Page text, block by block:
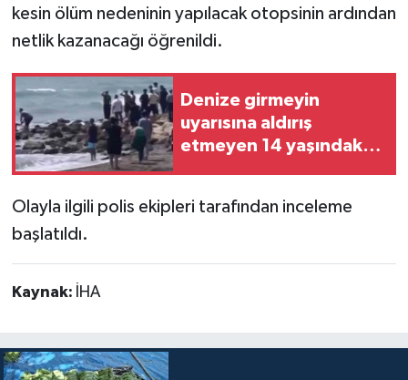
kesin ölüm nedeninin yapılacak otopsinin ardından
netlik kazanacağı öğrenildi.
Denize girmeyin
uyarısına aldırış
etmeyen 14 yaşındaki
Olayla ilgili polis ekipleri tarafından inceleme
başlatıldı.
Kaynak: İHA